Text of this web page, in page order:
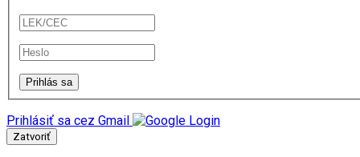
Prihlásiť sa cez Gmail
Zatvoriť